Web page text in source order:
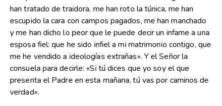
han tratado de traidora, me han roto la túnica, me han
escupido la cara con campos pagados, me han manchado
y me han dicho lo peor que le puede decir un infame a una
esposa fiel: que he sido infiel a mi matrimonio contigo, que
me he vendido a ideologías extrañas». Y el Señor la
consuela para decirle: «Si tú dices que yo soy el que
presenta el Padre en esta mañana, tú vas por caminos de
verdad».